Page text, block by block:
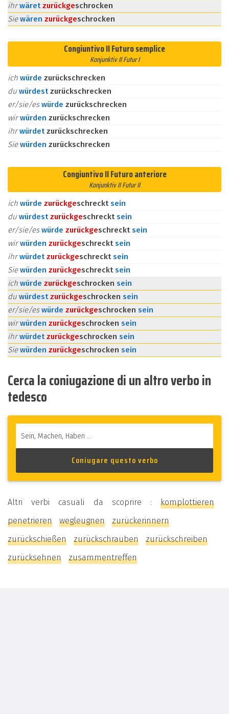
ihrwäretzurückgeschrocken
Siewären zurückgeschrocken
Congiuntivo II Futuro semplice
Konjunktiv II Futur I
ich würde zurückschrecken
du würdestzurückschrecken
er/sie/eswürde zurückschrecken
wirwürden zurückschrecken
ihrwürdetzurückschrecken
Siewürden zurückschrecken
Congiuntivo II Futuro anteriore
Konjunktiv II Futur II
ich würde zurückgeschrecktsein
du würdestzurückgeschrecktsein
er/sie/eswürde zurückgeschrecktsein
wirwürden zurückgeschrecktsein
ihrwürdetzurückgeschrecktsein
Siewürden zurückgeschrecktsein
ich würde zurückgeschrocken sein
du würdestzurückgeschrocken sein
er/sie/eswürde zurückgeschrocken sein
wirwürden zurückgeschrocken sein
ihrwürdetzurückgeschrocken sein
Siewürden zurückgeschrocken sein
Cerca la coniugazione di un altro verbo in
tedesco
Altri verbi casuali da scoprire : komplottieren
penetrieren
wegleugnen
zurückerinnern
zurückschießen
zurückschrauben
zurückschreiben
zurücksehnen
zusammentreffen